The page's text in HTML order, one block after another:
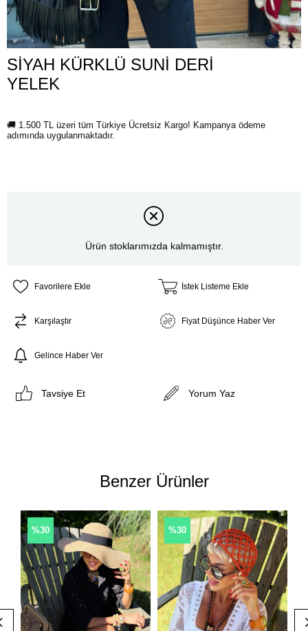
SİYAH KÜRKLÜ SUNİ DERİ
YELEK
Ürün stoklarımızda kalmamıştır.
Favorilere Ekle İstek Listeme Ekle
Karşılaştır Fiyat Düşünce Haber Ver
Gelince Haber Ver
Tavsiye Et Yorum Yaz
Benzer Ürünler
%30 %30